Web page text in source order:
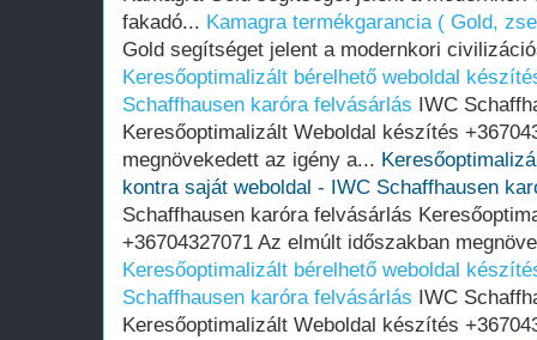
fakadó... Kamagra termékgarancia ( Gold,
Gold segítséget jelent a modernkori
Keresőoptimalizált bérelhető weboldal
Schaffhausen karóra felvásárlás IWC
Keresőoptimalizált Weboldal készítés
megnövekedett az igény a...
kontra saját weboldal - IWC Schaffhausen
Schaffhausen karóra felvásárlás
+36704327071 Az elmúlt időszakban
Keresőoptimalizált bérelhető weboldal
Schaffhausen karóra felvásárlás IWC
Keresőoptimalizált Weboldal készítés